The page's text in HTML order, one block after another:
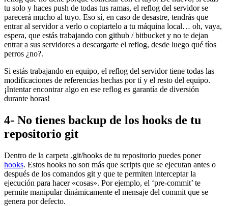
tu solo y haces push de todas tus ramas, el reflog del servidor se
parecerá mucho al tuyo. Eso sí, en caso de desastre, tendrás que
entrar al servidor a verlo o copiartelo a tu máquina local… oh, vaya,
espera, que estás trabajando con github / bitbucket y no te dejan
entrar a sus servidores a descargarte el reflog, desde luego qué tíos
perros ¿no?.
Si estás trabajando en equipo, el reflog del servidor tiene todas las
modificaciones de referencias hechas por tí y el resto del equipo.
¡Intentar encontrar algo en ese reflog es garantía de diversión
durante horas!
4- No tienes backup de los hooks de tu
repositorio git
Dentro de la carpeta .git/hooks de tu repositorio puedes poner
hooks. Estos hooks no son más que scripts que se ejecutan antes o
después de los comandos git y que te permiten interceptar la
ejecución para hacer «cosas». Por ejemplo, el ‘pre-commit’ te
permite manipular dinámicamente el mensaje del commit que se
genera por defecto.